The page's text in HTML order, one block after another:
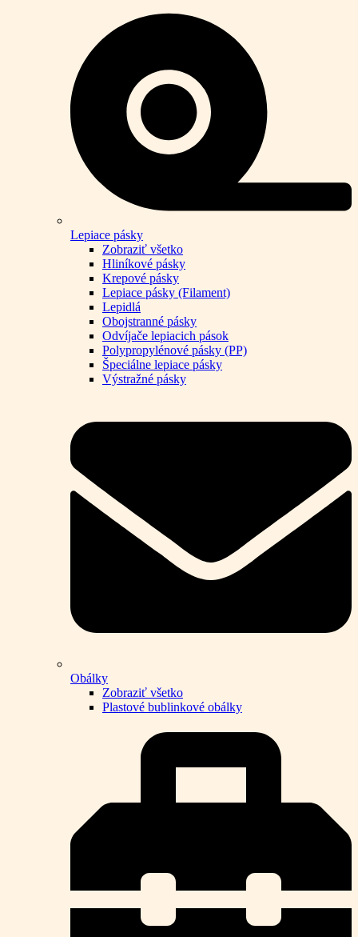
Lepiace pásky
Zobraziť všetko
Hliníkové pásky
Krepové pásky
Lepiace pásky (Filament)
Lepidlá
Obojstranné pásky
Odvíjače lepiacich pások
Polypropylénové pásky (PP)
Špeciálne lepiace pásky
Výstražné pásky
Obálky
Zobraziť všetko
Plastové bublinkové obálky